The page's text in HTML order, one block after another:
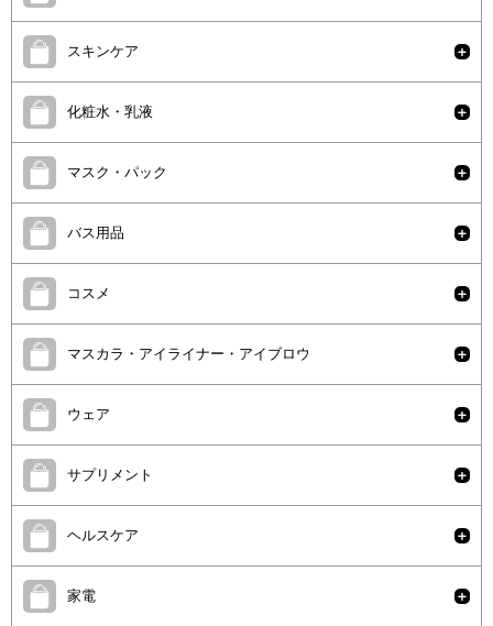
スキンケア
化粧水・乳液
マスク・パック
バス用品
コスメ
マスカラ・アイライナー・アイブロウ
ウェア
サプリメント
ヘルスケア
家電